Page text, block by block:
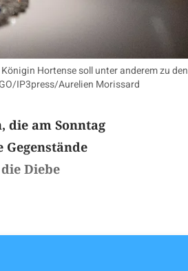
Hortense soll unter anderem zu den
IP3press/Aurelien Morissard
die am Sonntag
Diebe